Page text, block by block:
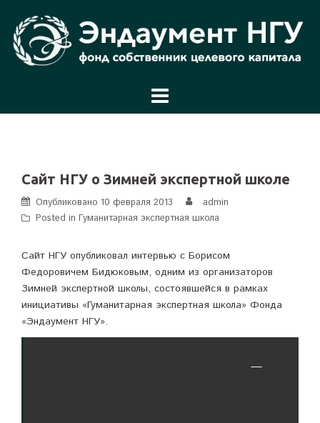
содержимому
Сайт НГУ о Зимней экспертной школе
Опубликовано 10 февраля 2013
admin
Posted in Гуманитарная экспертная школа
Сайт НГУ опубликовал интервью с Борисом
Федоровичем Бидюковым, одним из организаторов
Зимней экспертной школы, состоявшейся в рамках
инициативы «Гуманитарная экспертная школа» Фонда
«Эндаумент НГУ».
—